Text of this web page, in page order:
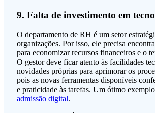
9. Falta de investimento em
O departamento de RH é um setor
organizações. Por isso, ele precisa
para economizar recursos financeiros e o
O gestor deve ficar atento às facilidades
novidades próprias para aprimorar os
pois as novas ferramentas disponíveis
e praticidade às tarefas. Um ótimo
admissão digital.